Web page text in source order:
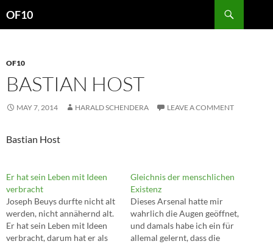
OF10
OF10
BASTIAN HOST
MAY 7, 2014 HARALD SCHENDERA LEAVE A COMMENT
Bastian Host
Er hat sein Leben mit Ideen
verbracht
Joseph Beuys durfte nicht alt
werden, nicht annähernd alt.
Er hat sein Leben mit Ideen
verbracht, darum hat er als
Gleichnis der menschlichen
Existenz
Dieses Arsenal hatte mir
wahrlich die Augen geöffnet,
und damals habe ich ein für
allemal gelernt, dass die